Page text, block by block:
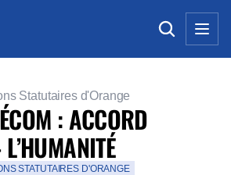
Statutaires d'Orange
: ACCORD
STATUTAIRES D'ORANGE